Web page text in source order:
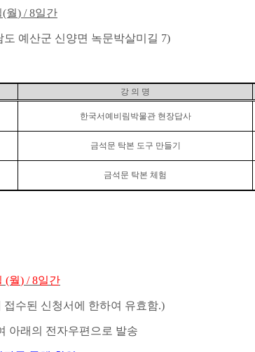
(월) / 8일간
예산군 신양면 녹문박살미길 7)
강 의 명
한국서예비림박물관 현장답사
금석문 탁본 도구 만들기
금석문 탁본 체험
(월) / 8일간
접수된 신청서에 한하여 유효함.)
아래의 전자우편으로 발송